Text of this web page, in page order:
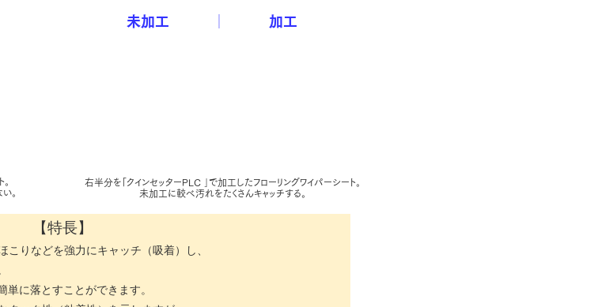
。
右半分を「クインセッターPLC ｣で加工したフローリングワイパーシート。
未加工に較べ汚れをたくさんキャッチする。
未加工 │ 加工
【特長】
こりなどを強力にキャッチ（吸着）し、
に落とすことができます。